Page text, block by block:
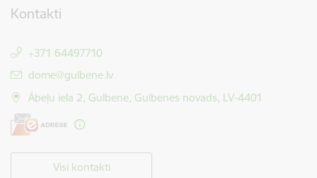
Kontakti
+371 64497710
E-pasts:
dome@gulbene.lv
Ābeļu iela 2, Gulbene, Gulbenes novads, LV-4401
Visi kontakti